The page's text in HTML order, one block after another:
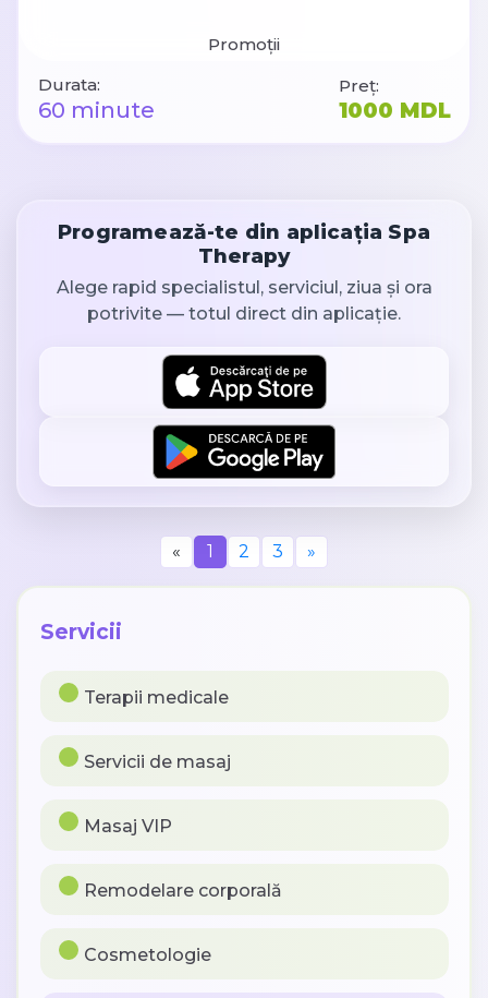
Promoții
Durata:
60 minute
Preț:
1000 MDL
Programează-te din aplicația Spa
Therapy
Alege rapid specialistul, serviciul, ziua și ora
potrivite — totul direct din aplicație.
« 1 2 3 »
Servicii
Terapii medicale
Servicii de masaj
Masaj VIP
Remodelare corporală
Cosmetologie